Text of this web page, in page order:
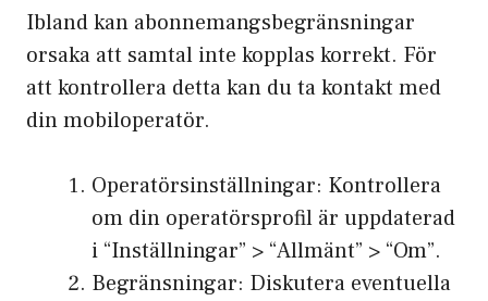
Ibland kan abonnemangsbegränsningar
orsaka att samtal inte kopplas korrekt. För
att kontrollera detta kan du ta kontakt med
din mobiloperatör.
Operatörsinställningar: Kontrollera
om din operatörsprofil är uppdaterad
i “Inställningar” > “Allmänt” > “Om”.
Begränsningar: Diskutera eventuella